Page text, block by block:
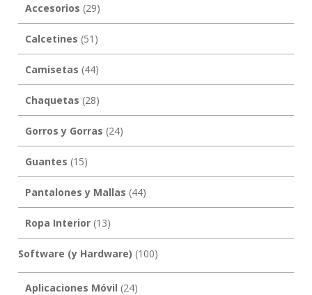
Accesorios (29)
Calcetines (51)
Camisetas (44)
Chaquetas (28)
Gorros y Gorras (24)
Guantes (15)
Pantalones y Mallas (44)
Ropa Interior(13)
Software (y Hardware) (100)
Aplicaciones Móvil (24)